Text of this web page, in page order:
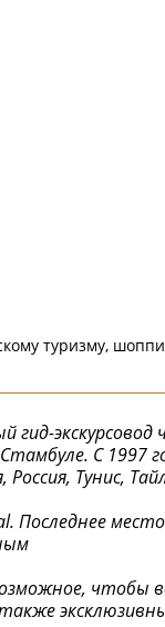
туризму,
экскурсовод
С 1997
Тунис,
Последнее
чтобы